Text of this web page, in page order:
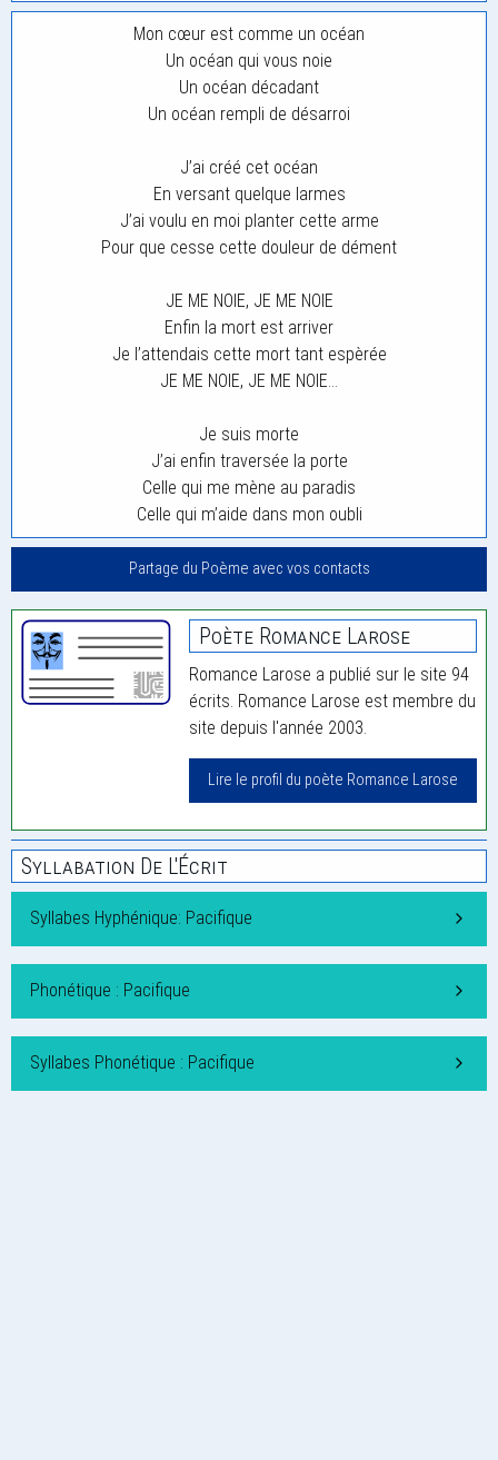
Mon cœur est comme un océan
Un océan qui vous noie
Un océan décadant
Un océan rempli de désarroi
J’ai créé cet océan
En versant quelque larmes
J’ai voulu en moi planter cette arme
Pour que cesse cette douleur de dément
JE ME NOIE, JE ME NOIE
Enfin la mort est arriver
Je l’attendais cette mort tant espèrée
JE ME NOIE, JE ME NOIE…
Je suis morte
J’ai enfin traversée la porte
Celle qui me mène au paradis
Celle qui m’aide dans mon oubli
Partage du Poème avec vos contacts
Poète Romance Larose
Romance Larose a publié sur le site 94
écrits. Romance Larose est membre du
site depuis l'année 2003.
Lire le profil du poète Romance Larose
Syllabation De L'Écrit
Syllabes Hyphénique: Pacifique
Phonétique : Pacifique
Syllabes Phonétique : Pacifique